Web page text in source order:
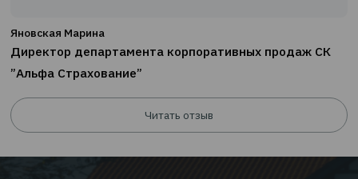
Майстренко Сергей
заместитель Председателя Правления